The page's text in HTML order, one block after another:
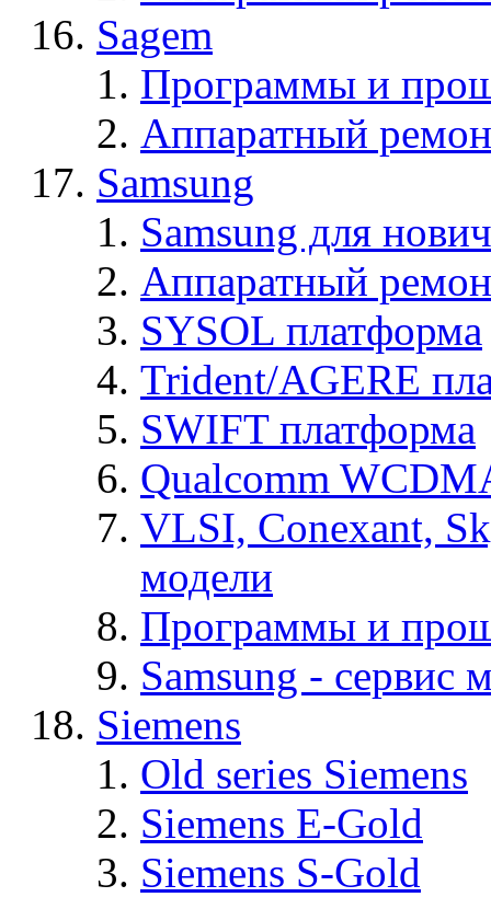
Sagem
Программы и
Аппаратный
Samsung
Samsung для
Аппаратный
SYSOL платформа
Trident/AGERE
SWIFT платформа
Qualcomm
VLSI, Conexant,
модели
Программы и
Samsung - cервис
Siemens
Old series Siemens
Siemens E-Gold
Siemens S-Gold